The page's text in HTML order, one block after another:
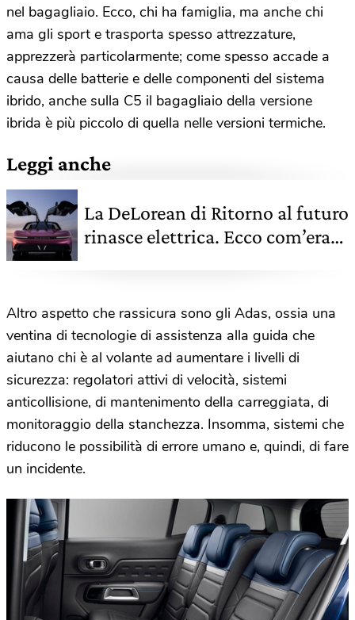
nel bagagliaio. Ecco, chi ha famiglia, ma anche chi
ama gli sport e trasporta spesso attrezzature,
apprezzerà particolarmente; come spesso accade a
causa delle batterie e delle componenti del sistema
ibrido, anche sulla C5 il bagagliaio della versione
ibrida è più piccolo di quella nelle versioni termiche.
Leggi anche
La DeLorean di Ritorno al futuro
rinasce elettrica. Ecco com’era
Altro aspetto che rassicura sono gli Adas, ossia una
ventina di tecnologie di assistenza alla guida che
aiutano chi è al volante ad aumentare i livelli di
sicurezza: regolatori attivi di velocità, sistemi
anticollisione, di mantenimento della carreggiata, di
monitoraggio della stanchezza. Insomma, sistemi che
riducono le possibilità di errore umano e, quindi, di fare
un incidente.